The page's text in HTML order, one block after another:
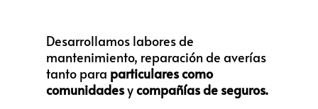
Desarrollamos labores de
mantenimiento, reparación de averías
tanto para particulares como
comunidadesycompañías de seguros.